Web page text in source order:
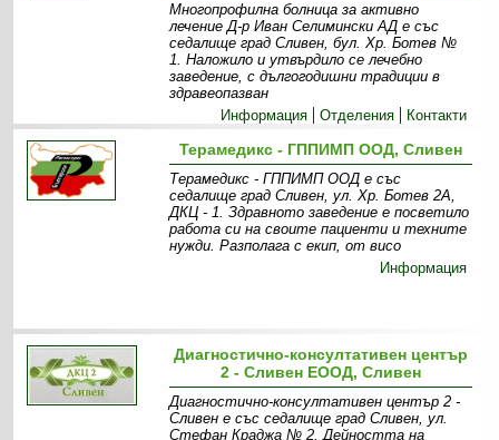
Многопрофилна болница за активно
лечение Д-р Иван Селимински АД е със
седалище град Сливен, бул. Хр. Ботев №
1. Наложило и утвърдило се лечебно
заведение, с дългогодишни традиции в
здравеопазван
Информация
Отделения Контакти
Терамедикс - ГППИМП ООД, Сливен
Терамедикс - ГППИМП ООД е със
седалище град Сливен, ул. Хр. Ботев 2А,
ДКЦ - 1. Здравното заведение е посветило
работа си на своите пациенти и техните
нужди. Разполага с екип, от висо
Информация
Диагностично-консултативен център
2 - Сливен ЕООД, Сливен
Диагностично-консултативен център 2 -
Сливен е със седалище град Сливен, ул.
Стефан Краджа № 2. Дейността на